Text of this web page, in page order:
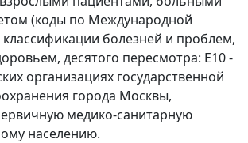
(коды по Международной
классификации болезней и проблем,
десятого пересмотра: Е10 -
организациях государственной
города Москвы,
медико-санитарную
населению.